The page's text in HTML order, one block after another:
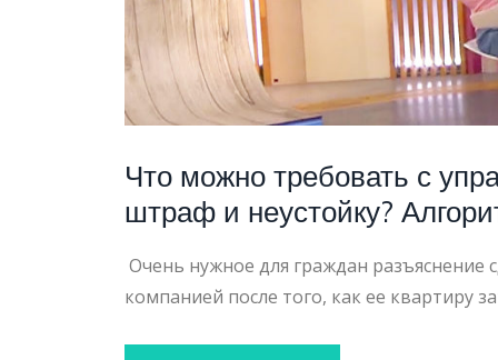
Что можно требовать с
штраф и неустойку?
Очень нужное для граждан разъяснение
компанией после того, как ее квартиру